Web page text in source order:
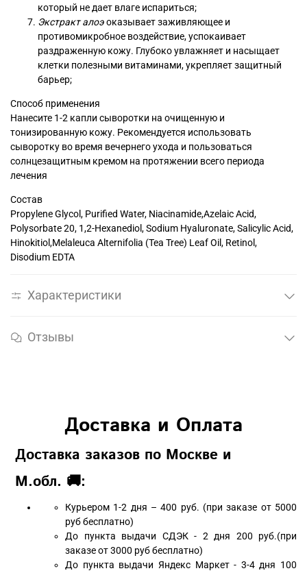
который не дает влаге испариться;
Экстракт алоэоказывает заживляющее и
противомикробное воздействие, успокаивает
раздраженную кожу. Глубоко увлажняет и насыщает
клетки полезными витаминами, укрепляет защитный
барьер;
Способ применения
Нанесите 1-2 капли сыворотки на очищенную и
тонизированную кожу. Рекомендуется использовать
сыворотку во время вечернего ухода и пользоваться
солнцезащитным кремом на протяжении всего периода
лечения
Состав
Propylene Glycol, Purified Water, Niacinamide,Azelaic Acid,
Polysorbate 20, 1,2-Hexanediol, Sodium Hyaluronate, Salicylic Acid,
Hinokitiol,Melaleuca Alternifolia (Tea Tree) Leaf Oil, Retinol,
Disodium EDTA
Характеристики
Отзывы
Доставка и Оплата
Доставка заказов по Москве и
М.обл. 🚚:
Курьером 1-2 дня – 400 руб. (при заказе от 5000
руб бесплатно)
До пункта выдачи СДЭК - 2 дня 200 руб.(при
заказе от 3000 руб бесплатно)
До пункта выдачи Яндекс Маркет - 3-4 дня 100